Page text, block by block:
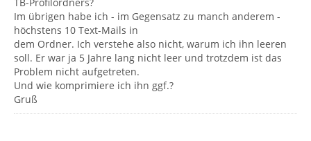
Im übrigen habe ich - im Gegensatz zu manch anderem -
höchstens 10 Text-Mails in
dem Ordner. Ich verstehe also nicht, warum ich ihn leeren
soll. Er war ja 5 Jahre lang nicht leer und trotzdem ist das
Problem nicht aufgetreten.
Und wie komprimiere ich ihn ggf.?
Gruß